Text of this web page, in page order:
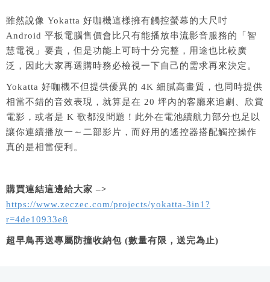
雖然說像 Yokatta 好咖機這樣擁有觸控螢幕的大尺吋
Android 平板電腦售價會比只有能播放串流影音服務的「智
慧電視」要貴，但是功能上可時十分完整，用途也比較廣
泛，因此大家再選購時務必檢視一下自己的需求再來決定。
Yokatta 好咖機不但提供優異的 4K 細膩高畫質，也同時提供
相當不錯的音效表現，就算是在 20 坪內的客廳來追劇、欣賞
電影，或者是 K 歌都沒問題！此外在電池續航力部分也足以
讓你連續播放一～二部影片，而好用的遙控器搭配觸控操作
真的是相當便利。
購買連結這邊給大家 –>
https://www.zeczec.com/projects/yokatta-3in1?
r=4de10933e8
超早鳥再送專屬防撞收納包 (數量有限，送完為止)